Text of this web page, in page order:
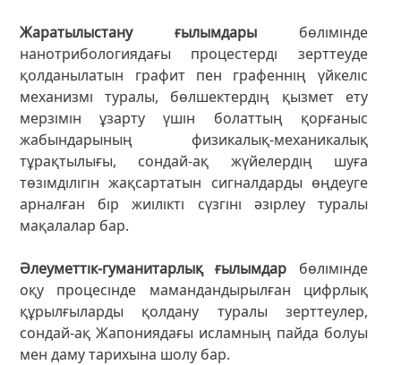
Жаратылыстану ғылымдарыбөлімінде
нанотрибологиядағы процестерді зерттеуде
қолданылатын графит пен графеннің үйкеліс
механизмі туралы, бөлшектердің қызмет ету
мерзімін ұзарту үшін болаттың қорғаныс
жабындарының физикалық-механикалық
тұрақтылығы, сондай-ақ жүйелердің шуға
төзімділігін жақсартатын сигналдарды өңдеуге
арналған бір жиілікті сүзгіні әзірлеу туралы
мақалалар бар.
Әлеуметтік-гуманитарлық ғылымдар бөлімінде
оқу процесінде мамандандырылған цифрлық
құрылғыларды қолдану туралы зерттеулер,
сондай-ақ Жапониядағы исламның пайда болуы
мен даму тарихына шолу бар.